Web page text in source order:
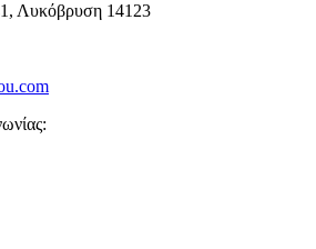
Λυκόβρυση 14123